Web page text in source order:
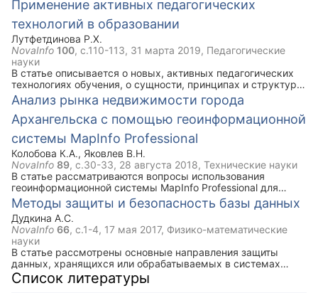
обстановки. Результаты проведенных исследований
показали, что требуемую базу данных возможно
сформировать только с помощью алгоритмических языков
программирования путем разработки специальной
программы. При этом для разработки модели
представления информации потребуется использование
реляционной модели (при представлении исходных
реальных полетных данных) и сетевой модели (при
формировании единой базы реальных полетных данных
летательных аппаратов различных типов и родов авиации,
а также беспилотных летательных аппаратов).
Применение активных педагогических
технологий в образовании
Лутфетдинова Р.Х.
NovaInfo 100, с.110-113, 31 марта 2019, Педагогические
науки
В статье описывается о новых, активных педагогических
технологиях обучения, о сущности, принципах и структуре
обучающих заданий.
Анализ рынка недвижимости города
Архангельска с помощью геоинформационной
системы MapInfo Professional
Колобова К.А., Яковлев В.Н.
NovaInfo 89, с.30-33, 28 августа 2018, Технические науки
В статье рассматриваются вопросы использования
геоинформационной системы MapInfo Professional для
анализа рынка недвижимости на примере города
Архангельска.
Методы защиты и безопасность базы данных
Дудкина А.С.
NovaInfo 66, с.1-4, 17 мая 2017, Физико-математические
науки
В статье рассмотрены основные направления защиты
данных, хранящихся или обрабатываемых в системах
управления базами данных (СУБД). Описаны способы
защиты конфиденциальности и целостности информации с
Список литературы